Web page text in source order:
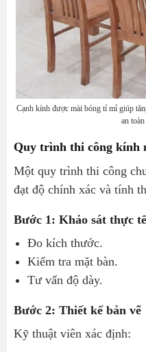
Cạnh kính được mài bóng tỉ mỉ giúp
an
Quy trình thi công
Một quy trình thi công
đạt độ chính xác và tính
Bước 1: Khảo sát thực tế
Đo kích thước.
Kiểm tra mặt bàn.
Tư vấn độ dày.
Bước 2: Thiết kế bản vẽ
Kỹ thuật viên xác định: